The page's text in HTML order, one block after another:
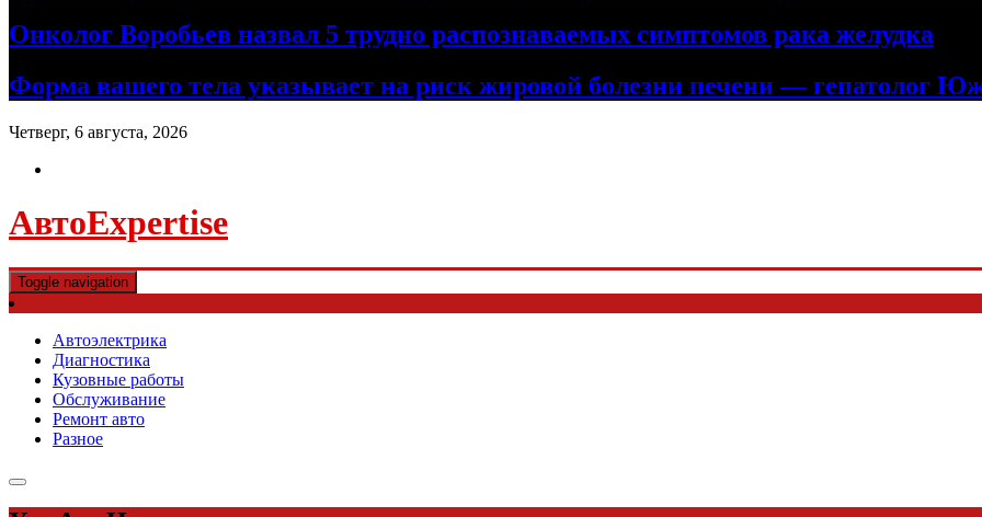
Онколог Воробьев назвал 5 трудно распознаваемых симптомов рака желудка
Форма вашего тела указывает на риск жировой болезни печени — гепатолог
Четверг, 6 августа, 2026
АвтоExpertise
Toggle navigation
Автоэлектрика
Диагностика
Кузовные работы
Обслуживание
Ремонт авто
Разное